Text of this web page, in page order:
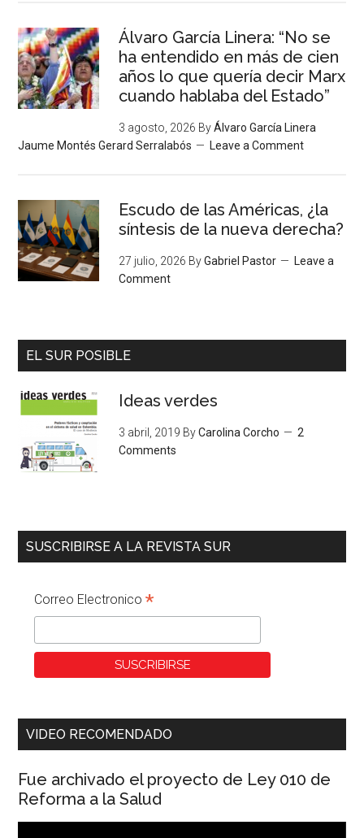
Álvaro García Linera: “No se
ha entendido en más de cien
años lo que quería decir Marx
cuando hablaba del Estado”
3 agosto, 2026 ByÁlvaro García Linera
Jaume Montés Gerard Serralabós
Leave a Comment
Escudo de las Américas, ¿la
síntesis de la nueva derecha?
27 julio, 2026 ByGabriel Pastor
Leave a
Comment
EL SUR POSIBLE
Ideas verdes
3 abril, 2019 ByCarolina Corcho
2
Comments
SUSCRIBIRSE A LA REVISTA SUR
Correo Electronico*
VIDEO RECOMENDADO
Fue archivado el proyecto de Ley 010 de
Reforma a la Salud